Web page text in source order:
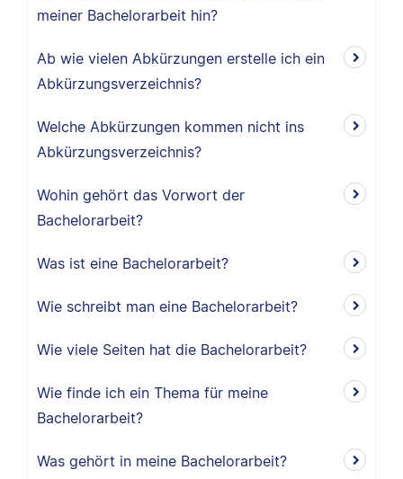
meiner Bachelorarbeit hin?
Ab wie vielen Abkürzungen erstelle ich ein
Abkürzungsverzeichnis?
Welche Abkürzungen kommen nicht ins
Abkürzungsverzeichnis?
Wohin gehört das Vorwort der
Bachelorarbeit?
Was ist eine Bachelorarbeit?
Wie schreibt man eine Bachelorarbeit?
Wie viele Seiten hat die Bachelorarbeit?
Wie finde ich ein Thema für meine
Bachelorarbeit?
Was gehört in meine Bachelorarbeit?